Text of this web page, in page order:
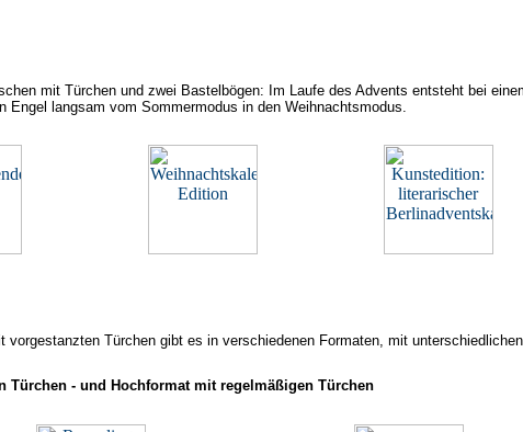
mit Türchen und zwei Bastelbögen: Im Laufe des Advents entsteht bei
Engel langsam vom Sommermodus in den Weihnachtsmodus.
Türchen gibt es in verschiedenen Formaten, mit unterschiedlichen
Türchen - und Hochformat mit regelmäßigen Türchen